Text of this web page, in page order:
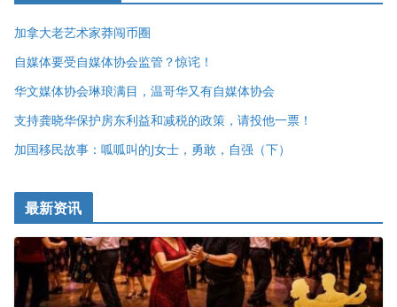
加拿大老艺术家莽闯币圈
自媒体要受自媒体协会监管？惊诧！
华文媒体协会琳琅满目，温哥华又有自媒体协会
支持龚晓华保护房东利益和减税的政策，请投他一票！
加国移民故事：呱呱叫的J女士，勇敢，自强（下）
最新资讯